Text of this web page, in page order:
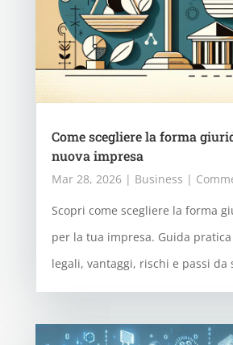
Come scegliere la forma
nuova impresa
Mar 28, 2026| Business |
Scopri come scegliere la forma
per la tua impresa. Guida
legali, vantaggi, rischi e passi da